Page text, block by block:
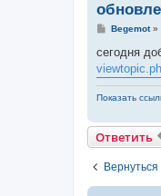
С
о
щ
и
Begemot»
сегодня
Показать
Ответить